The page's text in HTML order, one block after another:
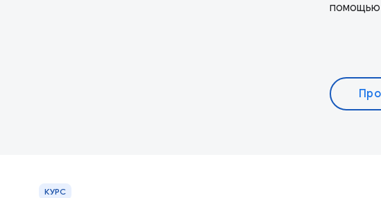
помощью
КУРС